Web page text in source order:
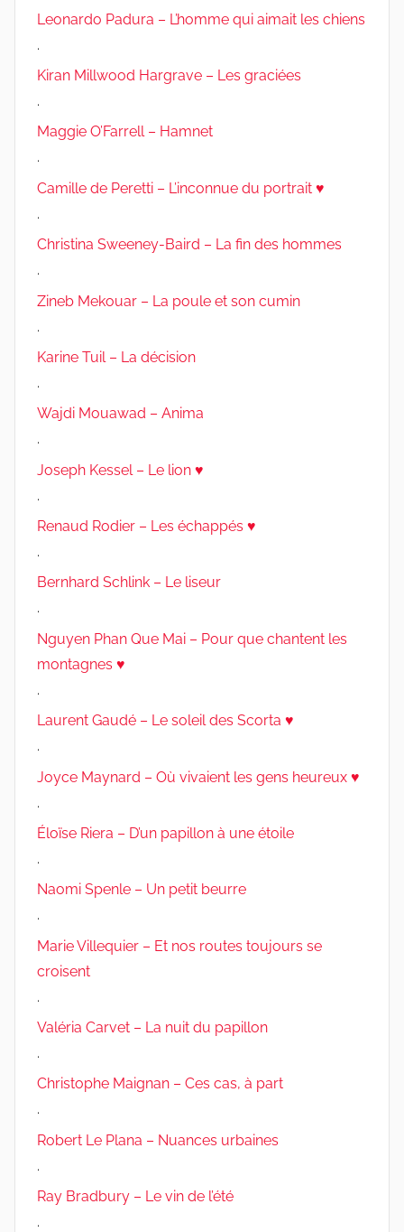
Leonardo Padura – L’homme qui aimait les chiens
.
Kiran Millwood Hargrave – Les graciées
.
Maggie O’Farrell – Hamnet
.
Camille de Peretti – L’inconnue du portrait ♥
.
Christina Sweeney-Baird – La fin des hommes
.
Zineb Mekouar – La poule et son cumin
.
Karine Tuil – La décision
.
Wajdi Mouawad – Anima
.
Joseph Kessel – Le lion ♥
.
Renaud Rodier – Les échappés ♥
.
Bernhard Schlink – Le liseur
.
Nguyen Phan Que Mai – Pour que chantent les
montagnes ♥
.
Laurent Gaudé – Le soleil des Scorta ♥
.
Joyce Maynard – Où vivaient les gens heureux ♥
.
Éloïse Riera – D’un papillon à une étoile
.
Naomi Spenle – Un petit beurre
.
Marie Villequier – Et nos routes toujours se
croisent
.
Valéria Carvet – La nuit du papillon
.
Christophe Maignan – Ces cas, à part
.
Robert Le Plana – Nuances urbaines
.
Ray Bradbury – Le vin de l’été
.